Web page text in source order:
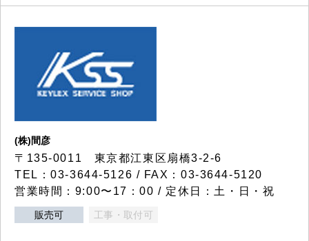
(株)間彦
〒135-0011 東京都江東区扇橋3-2-6
TEL：03-3644-5126 / FAX：03-3644-5120
営業時間：9:00〜17：00 / 定休日：土・日・祝
販売可 工事・取付可